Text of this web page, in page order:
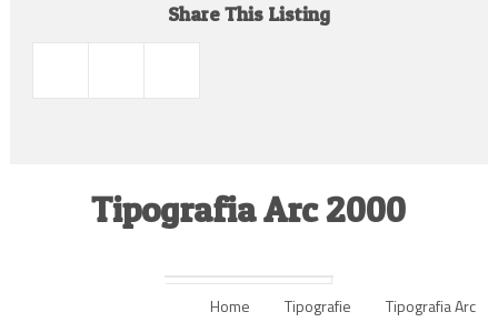
Share This Listing
Tipografia Arc 2000
Home Tipografie
Tipografia Arc